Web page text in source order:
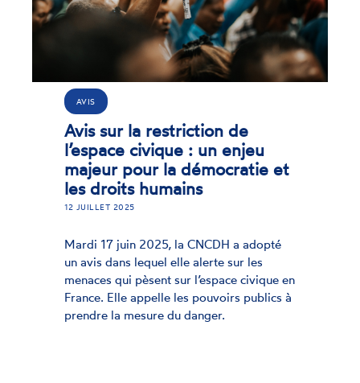
Avis sur la restriction de
l’espace civique : un enjeu
majeur pour la démocratie et
les droits humains
12 JUILLET 2025
Mardi 17 juin 2025, la CNCDH a adopté
un avis dans lequel elle alerte sur les
menaces qui pèsent sur l’espace civique en
France. Elle appelle les pouvoirs publics à
prendre la mesure du danger.